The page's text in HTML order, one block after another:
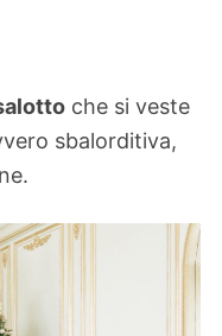
che si veste
sbalorditiva,